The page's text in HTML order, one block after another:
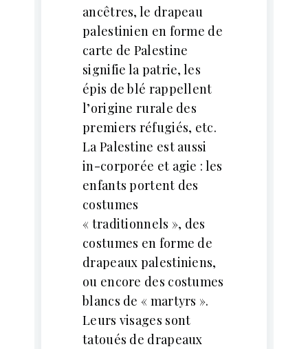
ancêtres, le drapeau
palestinien en forme de
carte de Palestine
signifie la patrie, les
épis de blé rappellent
l’origine rurale des
premiers réfugiés, etc.
La Palestine est aussi
in-corporée et agie : les
enfants portent des
costumes
« traditionnels », des
costumes en forme de
drapeaux palestiniens,
ou encore des costumes
blancs de « martyrs ».
Leurs visages sont
tatoués de drapeaux